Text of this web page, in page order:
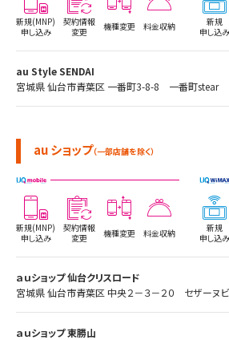
新規(MNP)
申し込み
契約情報
変更
機種変更 料金収納
新規
申し込み
au Style SENDAI
宮城県 仙台市青葉区 一番町3-8-8 一番町stear
au ショップ（一部店舗を除く）
新規(MNP)
申し込み
契約情報
変更
機種変更 料金収納
新規
申し込み
ａｕショップ 仙台クリスロード
宮城県 仙台市青葉区 中央２－３－２０ セザーヌビ
ａｕショップ 東勝山